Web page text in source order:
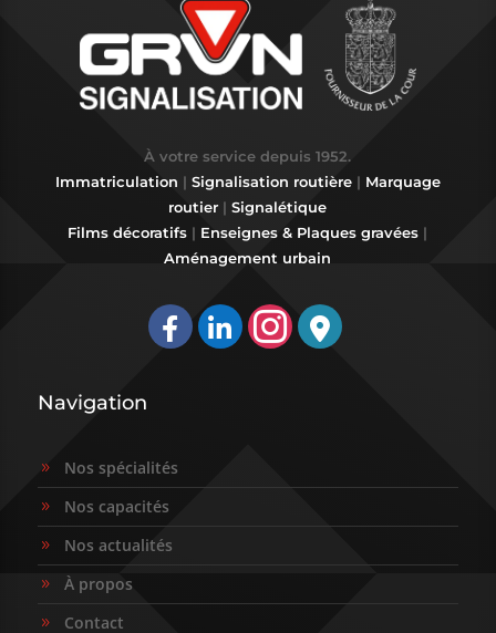
À votre service depuis 1952.
Immatriculation | Signalisation routière| Marquage
routier |Signalétique
Films décoratifs | Enseignes & Plaques gravées |
Aménagement urbain

Navigation
9 Nos spécialités
9 Nos capacités
9 Nos actualités
9 À propos
9 Contact